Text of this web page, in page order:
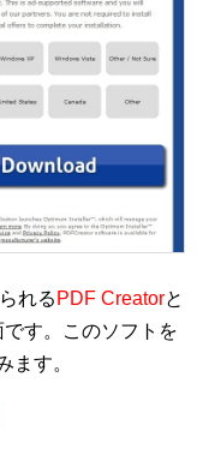
れる PDF Creatorと
す。このソフトを
ます。